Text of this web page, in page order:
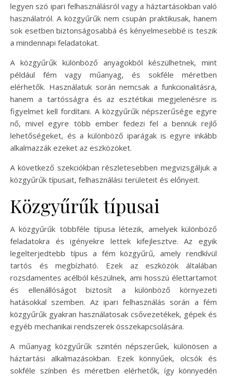
legyen szó ipari felhasználásról vagy a háztartásokban való
használatról. A közgyűrűk nem csupán praktikusak, hanem
sok esetben biztonságosabbá és kényelmesebbé is teszik
a mindennapi feladatokat.
A közgyűrűk különböző anyagokból készülhetnek, mint
például fém vagy műanyag, és sokféle méretben
elérhetők. Használatuk során nemcsak a funkcionalitásra,
hanem a tartósságra és az esztétikai megjelenésre is
figyelmet kell fordítani. A közgyűrűk népszerűsége egyre
nő, mivel egyre több ember fedezi fel a bennük rejlő
lehetőségeket, és a különböző iparágak is egyre inkább
alkalmazzák ezeket az eszközöket.
A következő szekciókban részletesebben megvizsgáljuk a
közgyűrűk típusait, felhasználási területeit és előnyeit.
Közgyűrűk típusai
A közgyűrűk többféle típusa létezik, amelyek különböző
feladatokra és igényekre lettek kifejlesztve. Az egyik
legelterjedtebb típus a fém közgyűrű, amely rendkívül
tartós és megbízható. Ezek az eszközök általában
rozsdamentes acélból készülnek, ami hosszú élettartamot
és ellenállóságot biztosít a különböző környezeti
hatásokkal szemben. Az ipari felhasználás során a fém
közgyűrűk gyakran használatosak csővezetékek, gépek és
egyéb mechanikai rendszerek összekapcsolására.
A műanyag közgyűrűk szintén népszerűek, különösen a
háztartási alkalmazásokban. Ezek könnyűek, olcsók és
sokféle színben és méretben elérhetők, így könnyedén